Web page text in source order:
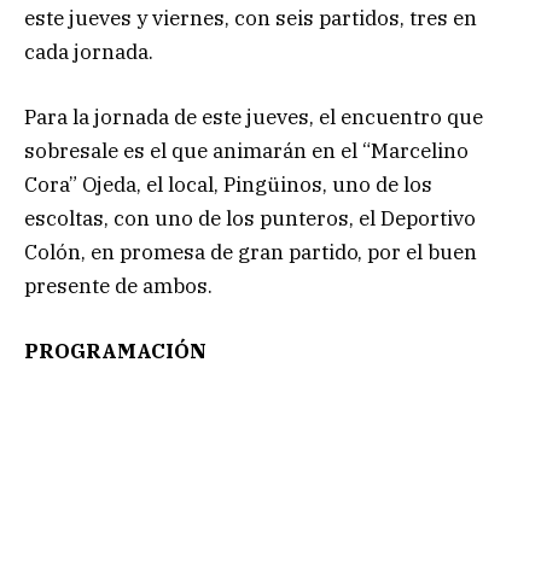
este jueves y viernes, con seis partidos, tres en
cada jornada.
Para la jornada de este jueves, el encuentro que
sobresale es el que animarán en el “Marcelino
Cora” Ojeda, el local, Pingüinos, uno de los
escoltas, con uno de los punteros, el Deportivo
Colón, en promesa de gran partido, por el buen
presente de ambos.
PROGRAMACIÓN